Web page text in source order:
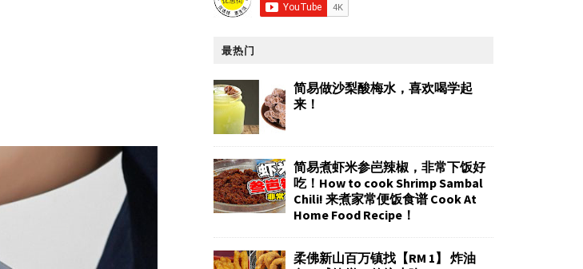
最热门
简易做沙梨酸梅水，喜欢喝学起
来！
简易煮虾米参岜辣椒，非常下饭好
吃！How to cook Shrimp Sambal
Chili! 来煮家常便饭食谱 Cook At
Home Food Recipe！
柔佛新山百万镇找【RM 1】 炸油